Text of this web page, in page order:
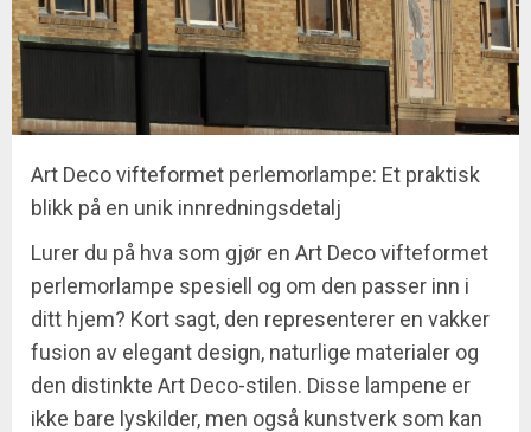
Art Deco vifteformet perlemorlampe: Et praktisk
blikk på en unik innredningsdetalj
Lurer du på hva som gjør en Art Deco vifteformet
perlemorlampe spesiell og om den passer inn i
ditt hjem? Kort sagt, den representerer en vakker
fusion av elegant design, naturlige materialer og
den distinkte Art Deco-stilen. Disse lampene er
ikke bare lyskilder, men også kunstverk som kan